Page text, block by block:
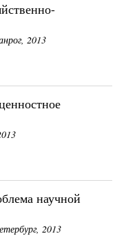
2013
научной
2013